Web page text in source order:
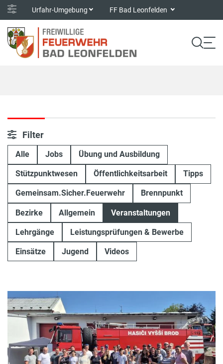
Urfahr-Umgebung FF Bad Leonfelden
Filter
Alle Jobs Übung und Ausbildung
Stützpunktwesen Öffentlichkeitsarbeit Tipps
Gemeinsam.Sicher.Feuerwehr Brennpunkt
Bezirke Allgemein Veranstaltungen
Lehrgänge Leistungsprüfungen & Bewerbe
Einsätze Jugend Videos